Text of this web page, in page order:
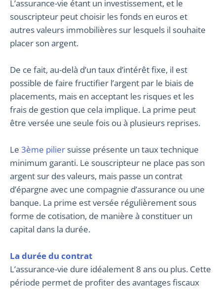
L’assurance-vie étant un investissement, et le
souscripteur peut choisir les fonds en euros et
autres valeurs immobilières sur lesquels il souhaite
placer son argent.
De ce fait, au-delà d’un taux d’intérêt fixe, il est
possible de faire fructifier l’argent par le biais de
placements, mais en acceptant les risques et les
frais de gestion que cela implique. La prime peut
être versée une seule fois ou à plusieurs reprises.
Le 3ème pilier suisse présente un taux technique
minimum garanti. Le souscripteur ne place pas son
argent sur des valeurs, mais passe un contrat
d’épargne avec une compagnie d’assurance ou une
banque. La prime est versée régulièrement sous
forme de cotisation, de manière à constituer un
capital dans la durée.
La durée du contrat
L’assurance-vie dure idéalement 8 ans ou plus. Cette
période permet de profiter des avantages fiscaux